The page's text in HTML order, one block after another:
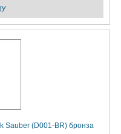
Sauber (D001-BR) бронза